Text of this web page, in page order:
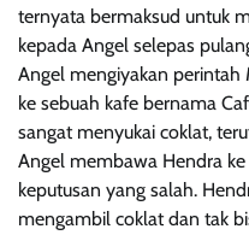
ternyata bermaksud untuk
kepada Angel selepas
Angel mengiyakan
ke sebuah kafe bernama
sangat menyukai coklat,
Angel membawa Hendra
keputusan yang salah.
mengambil coklat dan tak